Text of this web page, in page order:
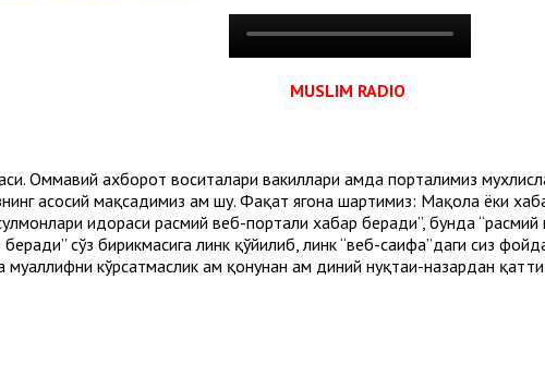
MUSLIM RADIO
Оммавий ахборот воситалари вакиллари ҳамда порталимиз
асосий мақсадимиз ҳам шу. Фақат ягона шартимиз: Мақола ёки
идораси расмий веб-портали хабар беради”, бунда
беради” сўз бирикмасига линк қўйилиб, линк “веб-саҳифа”даги сиз
кўрсатмаслик ҳам қонунан ҳам диний нуқтаи-назардан